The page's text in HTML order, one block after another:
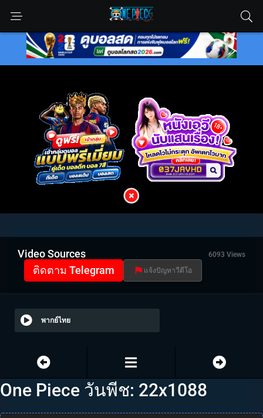
Video Sources 6093 Views
ติดตาม Telegram แจ้งปัญหาวีดีโอ
พากย์ไทย
One Piece วันพีช: 22x1088